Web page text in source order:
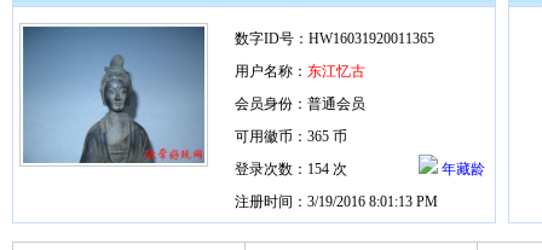
年藏龄
数字ID号：HW16031920011365
用户名称： 东江忆古
会员身份：普通会员
可用徽币：365 币
登录次数：154 次
注册时间：3/19/2016 8:01:13 PM